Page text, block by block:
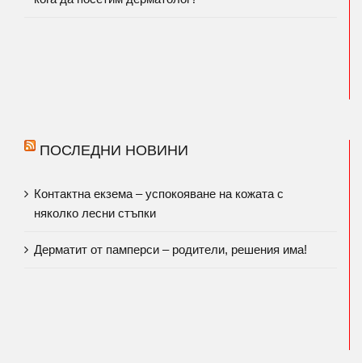
ПОСЛЕДНИ НОВИНИ
Контактна екзема – успокояване на кожата с
няколко лесни стъпки
Дерматит от памперси – родители, решения има!